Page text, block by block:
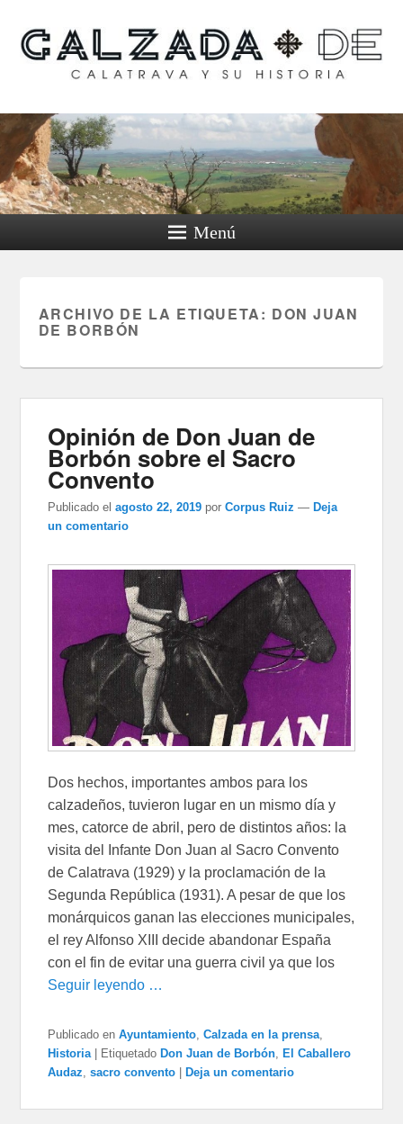
Calzada de Calatrava y
su historia
Menú
ARCHIVO DE LA ETIQUETA: DON JUAN
DE BORBÓN
Opinión de Don Juan de
Borbón sobre el Sacro
Convento
Publicado el agosto 22, 2019 porCorpus Ruiz — Deja
un comentario
Dos hechos, importantes ambos para los
calzadeños, tuvieron lugar en un mismo día y
mes, catorce de abril, pero de distintos años: la
visita del Infante Don Juan al Sacro Convento
de Calatrava (1929) y la proclamación de la
Segunda República (1931). A pesar de que los
monárquicos ganan las elecciones municipales,
el rey Alfonso XIII decide abandonar España
con el fin de evitar una guerra civil ya que los
Seguir leyendo …
Publicado en Ayuntamiento,Calzada en la prensa,
Historia
Etiquetado Don Juan de Borbón, El Caballero
Audaz,sacro convento Deja un comentario